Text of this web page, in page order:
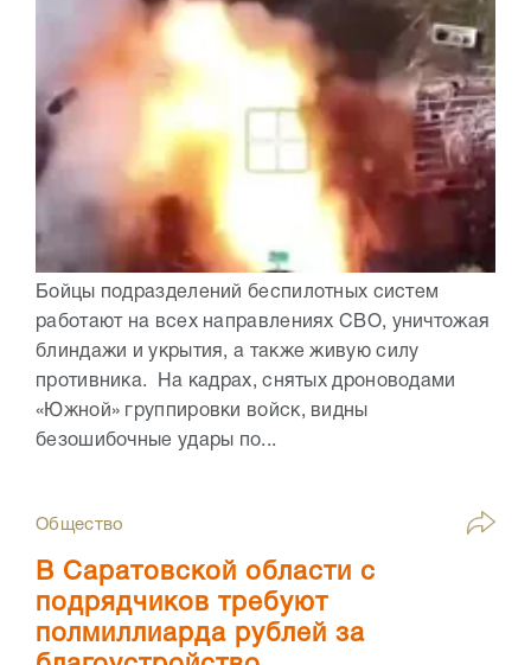
Бойцы подразделений беспилотных систем
работают на всех направлениях СВО, уничтожая
блиндажи и укрытия, а также живую силу
противника. На кадрах, снятых дроноводами
«Южной» группировки войск, видны
безошибочные удары по...
Общество
В Саратовской области с
подрядчиков требуют
полмиллиарда рублей за